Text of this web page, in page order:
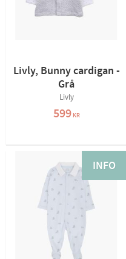
Livly, Bunny cardigan -
Grå
Livly
599KR
INFO